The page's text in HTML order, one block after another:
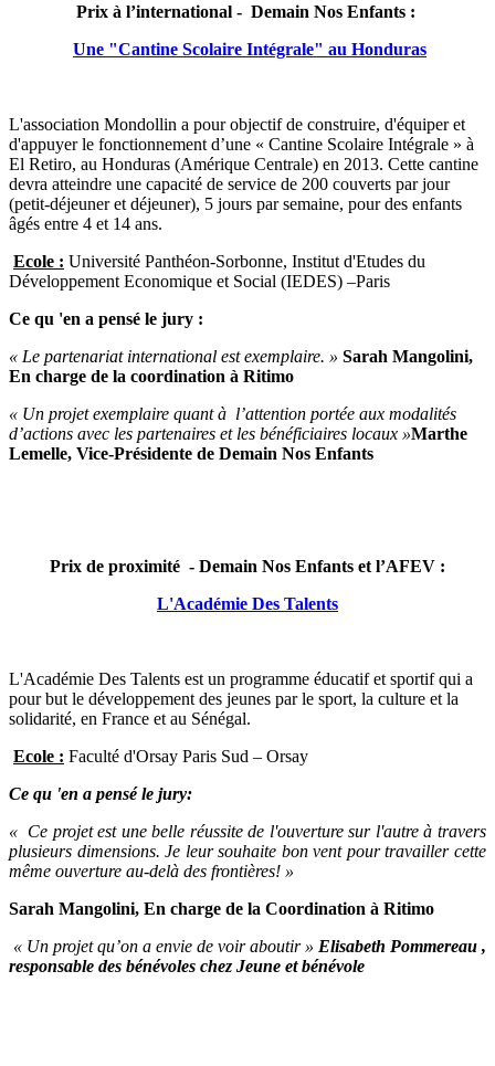
Prix à l’international - Demain Nos Enfants :
Une "Cantine Scolaire Intégrale" au Honduras
L'association Mondollin a pour objectif de construire, d'équiper et
d'appuyer le fonctionnement d’une « Cantine Scolaire Intégrale » à
El Retiro, au Honduras (Amérique Centrale) en 2013. Cette cantine
devra atteindre une capacité de service de 200 couverts par jour
(petit-déjeuner et déjeuner), 5 jours par semaine, pour des enfants
âgés entre 4 et 14 ans.
Ecole : Université Panthéon-Sorbonne, Institut d'Etudes du
Développement Economique et Social (IEDES) –Paris
Ce qu 'en a pensé le jury :
« Le partenariat international est exemplaire. » Sarah Mangolini,
En charge de la coordination à Ritimo
« Un projet exemplaire quant à l’attention portée aux modalités
d’actions avec les partenaires et les bénéficiaires locaux »Marthe
Lemelle, Vice-Présidente de Demain Nos Enfants
Prix de proximité - Demain Nos Enfants et l’AFEV :
L'Académie Des Talents
L'Académie Des Talents est un programme éducatif et sportif qui a
pour but le développement des jeunes par le sport, la culture et la
solidarité, en France et au Sénégal.
Ecole : Faculté d'Orsay Paris Sud – Orsay
Ce qu 'en a pensé le jury:
« Ce projet est une belle réussite de l'ouverture sur l'autre à travers
plusieurs dimensions. Je leur souhaite bon vent pour travailler cette
même ouverture au-delà des frontières! »
Sarah Mangolini, En charge de la Coordination à Ritimo
« Un projet qu’on a envie de voir aboutir » Elisabeth Pommereau ,
responsable des bénévoles chez Jeune et bénévole